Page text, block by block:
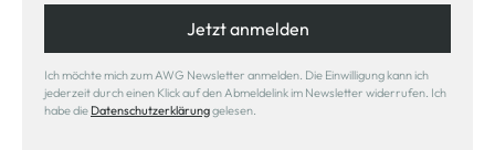
Jetzt anmelden
Ich möchte mich zum AWG Newsletter anmelden. Die Einwilligung kann ich
jederzeit durch einen Klick auf den Abmeldelink im Newsletter widerrufen. Ich
habe die Datenschutzerklärunggelesen.